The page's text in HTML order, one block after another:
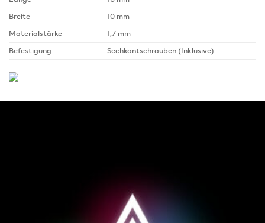
Breite
10 mm
Materialstärke
1,7 mm
Befestigung
Sechkantschrauben (Inklusive)